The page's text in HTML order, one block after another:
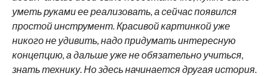
уметь руками ее реализовать, а сейчас появился
простой инструмент. Красивой картинкой уже
никого не удивить, надо придумать интересную
концепцию, а дальше уже не обязательно учиться,
знать технику. Но здесь начинается другая история.